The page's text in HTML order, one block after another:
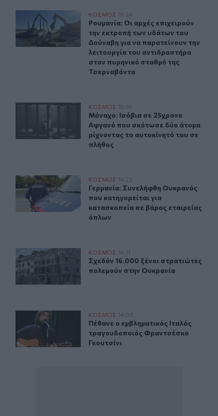
Ρουμανία: Οι αρχές επιχειρούν την εκτροπή των
ΚΟΣΜΟΣ 15:24
Ρουμανία: Οι αρχές επιχειρούν
Ρουμανία: Οι αρχές επιχειρούν
την εκτροπή των υδάτων του
Δούναβη για να παρατείνουν την
λειτουργία του αντιδραστήρα
στον πυρηνικό σταθμό της
Τσερναβόντα
Μόναχο: Ισόβια σε 25χρονο Αφγανό που σκότωσε δύο
ΚΟΣΜΟΣ 15:10
Μόναχο: Ισόβια σε 25χρονο
Μόναχο: Ισόβια σε 25χρονο
Αφγανό που σκότωσε δύο άτομα
ρίχνοντας το αυτοκίνητό του σε
πλήθος
Γερμανία: Συνελήφθη Ουκρανός που κατηγορείται για
ΚΟΣΜΟΣ 14:22
Γερμανία: Συνελήφθη Ουκρανός
Γερμανία: Συνελήφθη Ουκρανός
που κατηγορείται για
κατασκοπεία σε βάρος εταιρείας
όπλων
Σχεδόν 16.000 ξένοι στρατιώτες πολεμούν στην
ΚΟΣΜΟΣ 14:11
Σχεδόν 16.000 ξένοι στρατιώτες
Σχεδόν 16.000 ξένοι στρατιώτες
πολεμούν στην Ουκρανία
Πέθανε ο εμβληματικός Ιταλός τραγουδοποιός
ΚΟΣΜΟΣ 14:03
Πέθανε ο εμβληματικός Ιταλός
Πέθανε ο εμβληματικός Ιταλός
τραγουδοποιός Φραντσέσκο
Γκουτσίνι